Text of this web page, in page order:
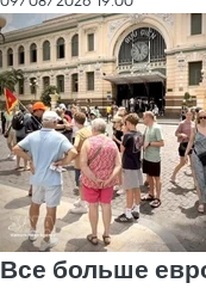
Все больше